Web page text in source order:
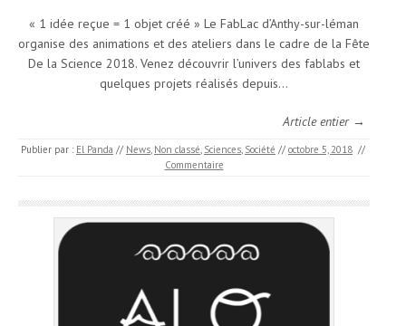
« 1 idée reçue = 1 objet créé » Le FabLac d’Anthy-sur-léman
organise des animations et des ateliers dans le cadre de la Fête
De la Science 2018. Venez découvrir l’univers des fablabs et
quelques projets réalisés depuis…
Article entier →
Publier par : El Panda // News, Non classé, Sciences, Société // octobre 5, 2018 //
Commentaire